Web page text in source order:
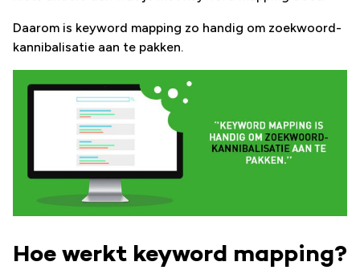
Daarom is keyword mapping zo handig om zoekwoord-
kannibalisatie aan te pakken.
Hoe werkt keyword mapping?